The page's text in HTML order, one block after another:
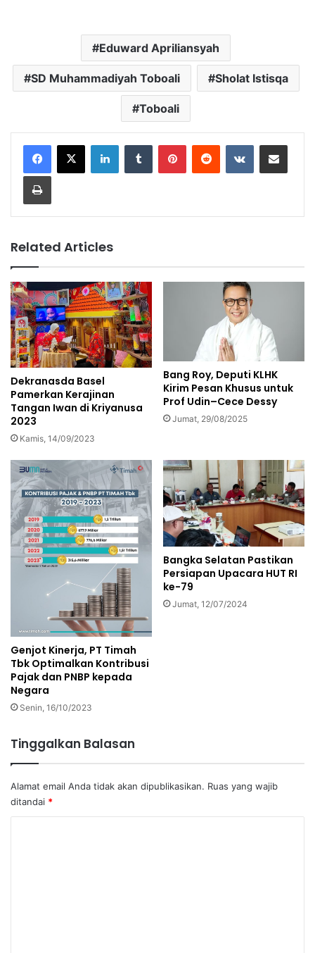
Eduward Apriliansyah
SD Muhammadiyah Toboali Sholat Istisqa
Toboali
LinkedInTumblr PinterestReddit VKontakteShare via Email
Print
Related Articles
Dekranasda Basel
Pamerkan Kerajinan
Tangan Iwan di Kriyanusa
2023
Kamis, 14/09/2023
Bang Roy, Deputi KLHK
Kirim Pesan Khusus untuk
Prof Udin–Cece Dessy
Jumat, 29/08/2025
Genjot Kinerja, PT Timah
Tbk Optimalkan Kontribusi
Pajak dan PNBP kepada
Negara
Senin, 16/10/2023
Bangka Selatan Pastikan
Persiapan Upacara HUT RI
ke-79
Jumat, 12/07/2024
Tinggalkan Balasan
Alamat email Anda tidak akan dipublikasikan. Ruas yang wajib
ditandai *